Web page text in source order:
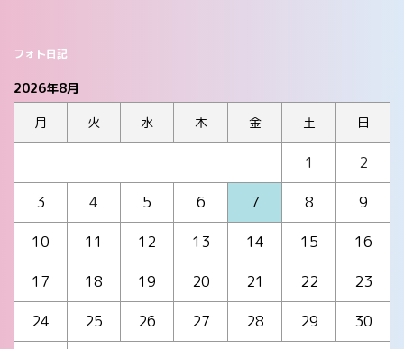
フォト日記
2026年8月
月
火 水 木 金 土 日
1
2
3
4 5 6 7 8
9
10
11 12 13 14 15
16
17
18 19 20 21 22
23
24
25 26 27 28 29
30